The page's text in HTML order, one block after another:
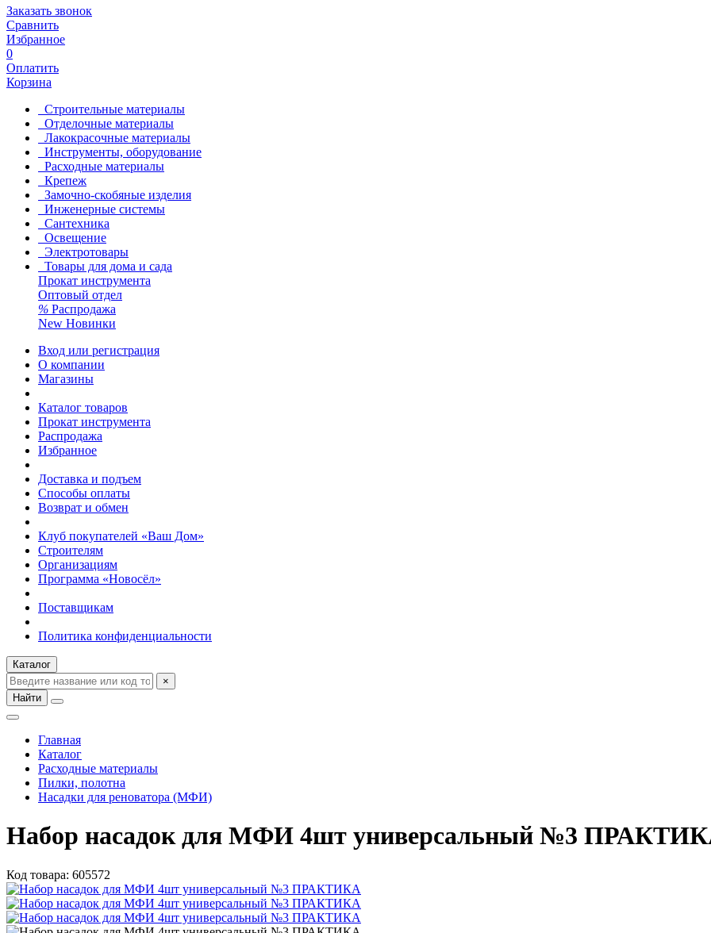
Заказать звонок
Сравнить
Избранное
0
Оплатить
Корзина
Строительные материалы
Отделочные материалы
Лакокрасочные материалы
Инструменты, оборудование
Расходные материалы
Крепеж
Замочно-скобяные изделия
Инженерные системы
Сантехника
Освещение
Электротовары
Товары для дома и сада
Прокат инструмента
Оптовый отдел
% Распродажа
New Новинки
Вход или регистрация
О компании
Магазины
Каталог товаров
Прокат инструмента
Распродажа
Избранное
Доставка и подъем
Способы оплаты
Возврат и обмен
Клуб покупателей «Ваш Дом»
Строителям
Организациям
Программа «Новосёл»
Поставщикам
Политика конфиденциальности
Каталог
×
Найти
Главная
Каталог
Расходные материалы
Пилки, полотна
Насадки для реноватора (МФИ)
Набор насадок для МФИ 4шт универсальный №3
Код товара: 605572